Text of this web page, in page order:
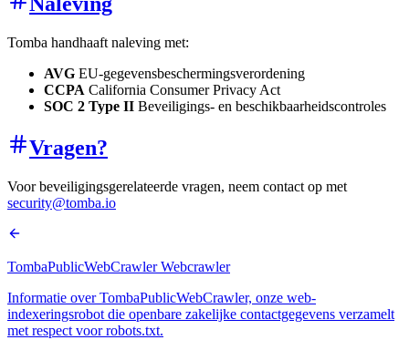
Tomba handhaaft naleving met:
AVG EU-gegevensbeschermingsverordening
CCPA California Consumer Privacy Act
SOC 2 Type II Beveiligings- en beschikbaarheidscontroles
Vragen?
Voor beveiligingsgerelateerde vragen, neem contact op met
security@tomba.io
TombaPublicWebCrawler Webcrawler
Informatie over TombaPublicWebCrawler, onze web-
indexeringsrobot die openbare zakelijke contactgegevens verzamelt
met respect voor robots.txt.